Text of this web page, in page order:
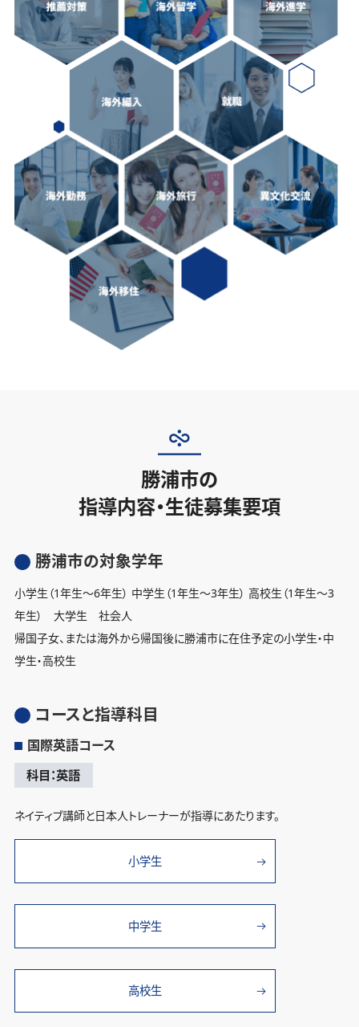
勝浦市の
指導内容・生徒募集要項
勝浦市の対象学年
小学生（1年生〜6年生） 中学生（1年生〜3年生） 高校生（1年生〜3
年生） 大学生 社会人
帰国子女、または海外から帰国後に勝浦市に在住予定の小学生・中
学生・高校生
コースと指導科目
国際英語コース
科目：英語
ネイティブ講師と日本人トレーナーが指導にあたります。
小学生
中学生
高校生